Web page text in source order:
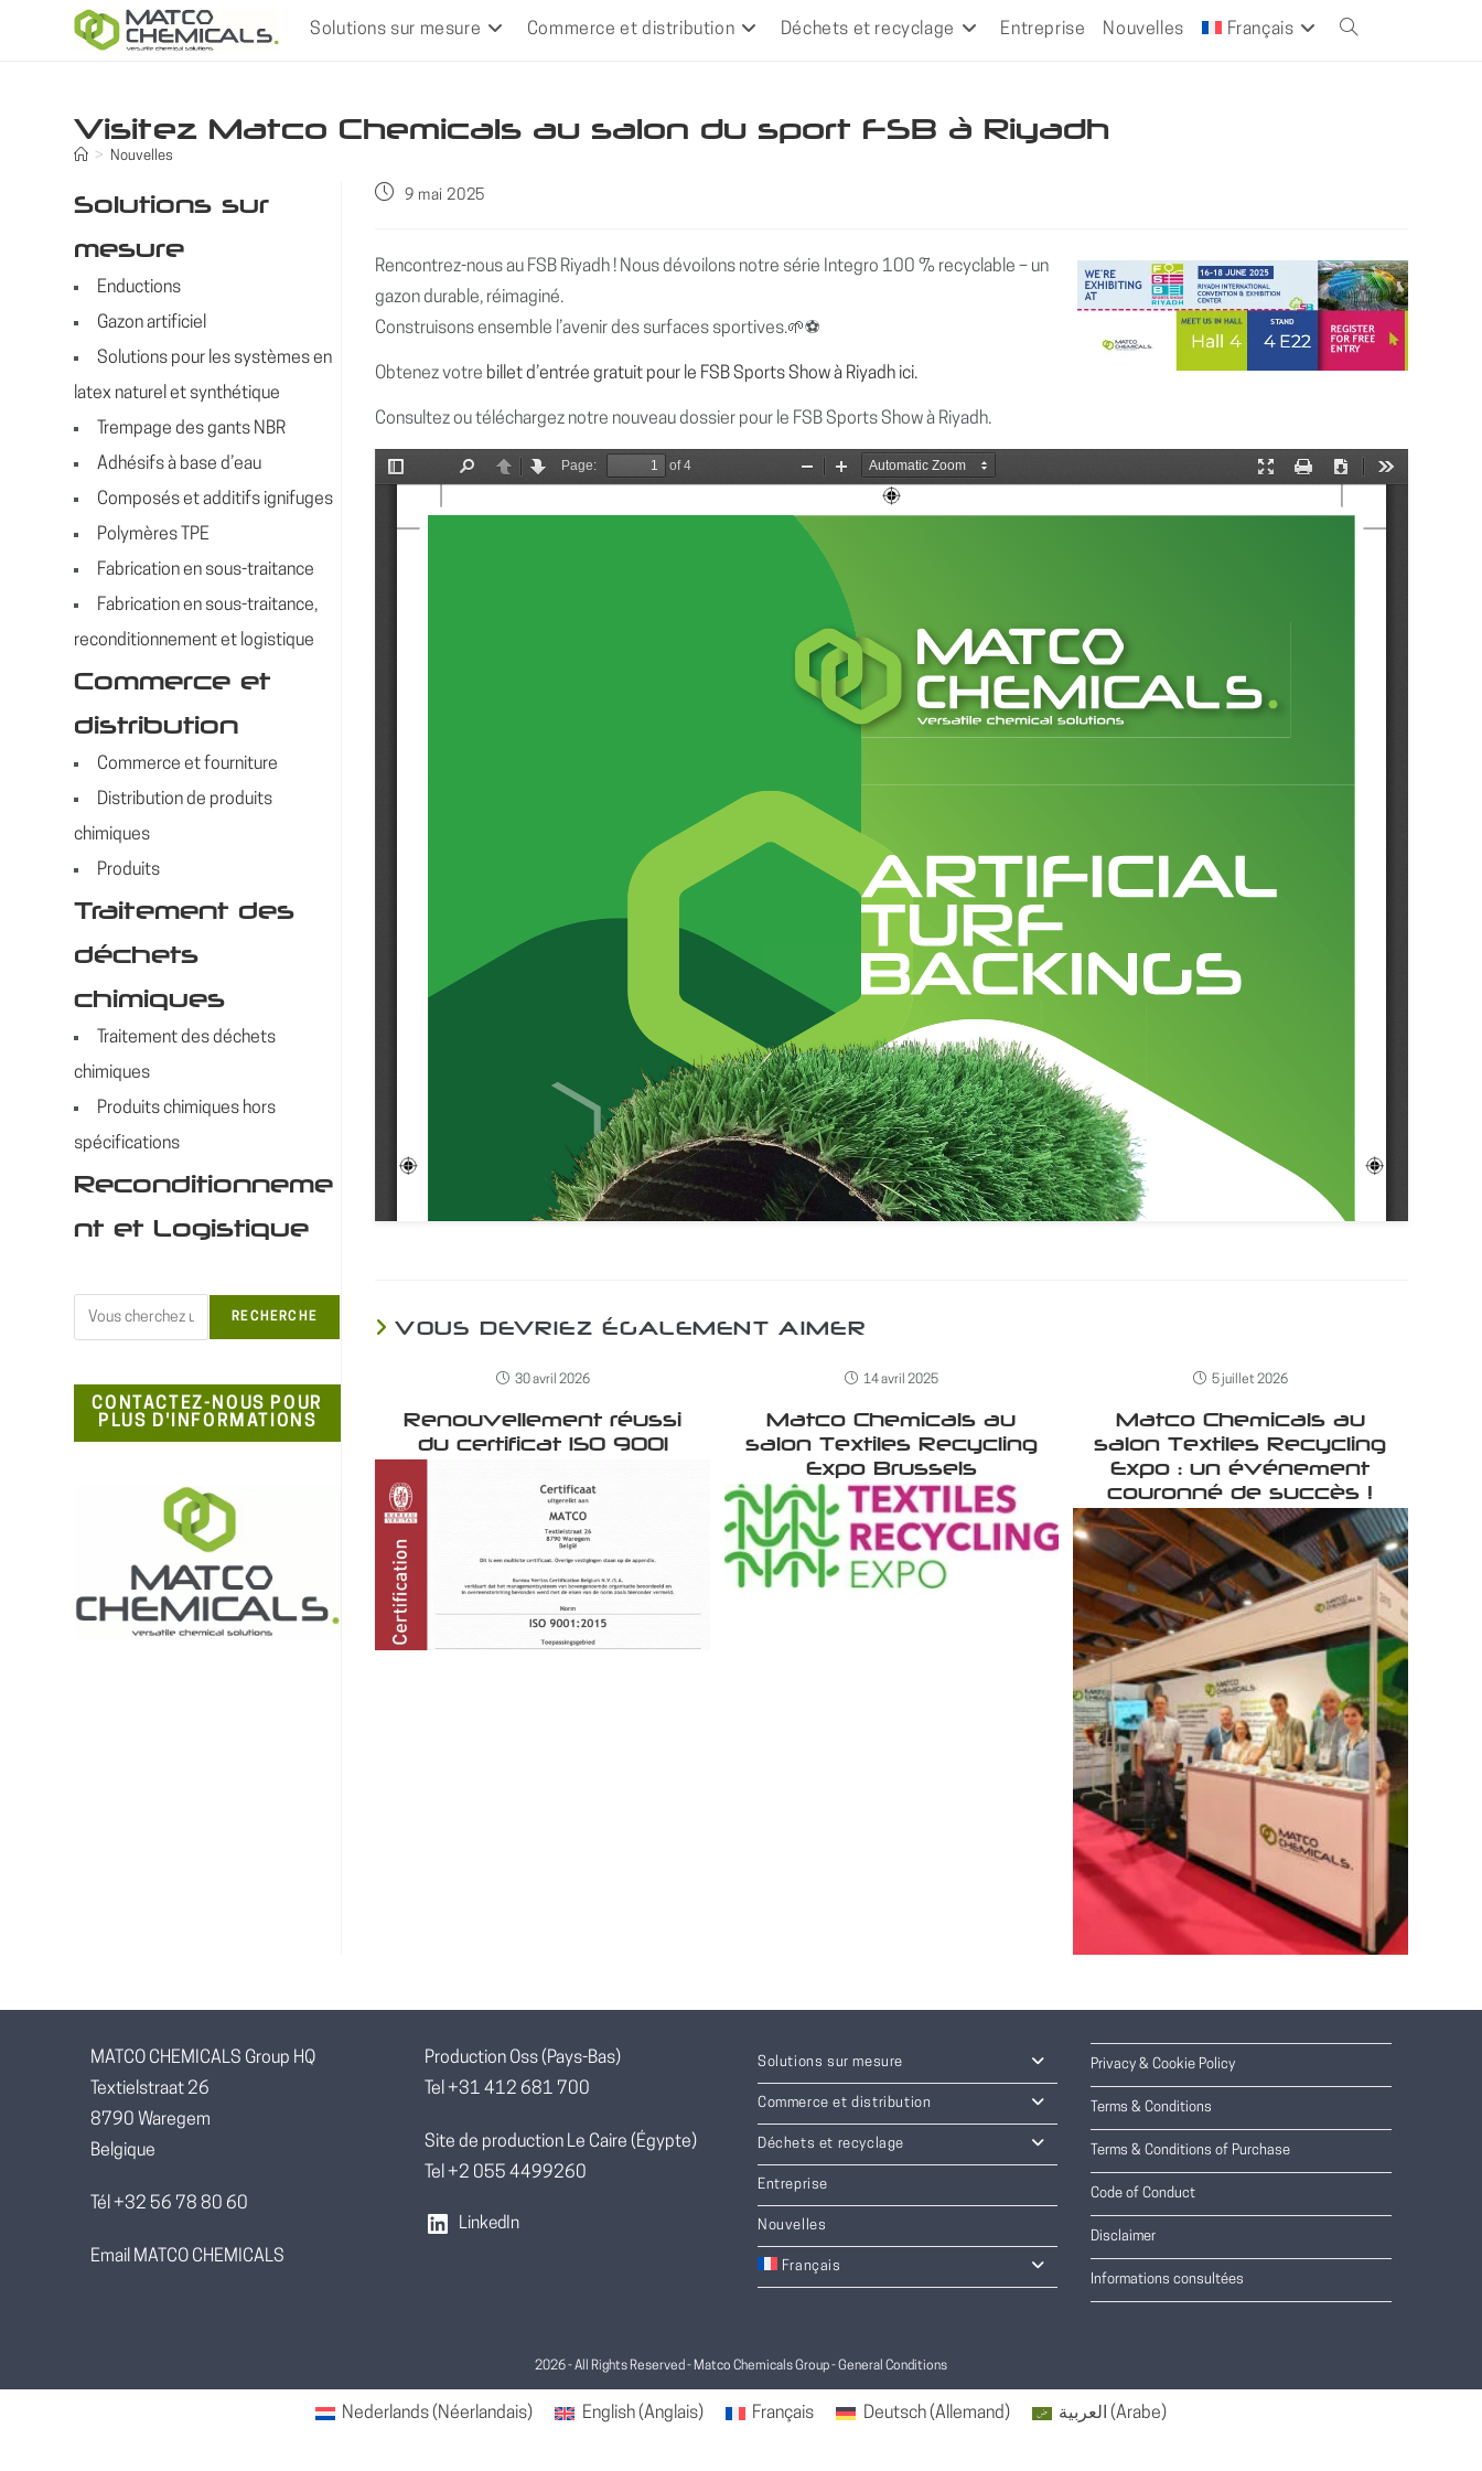
Solutions sur mesure Commerce et distribution Déchets et recyclage Entreprise Nouvelles Français Toggle
Visitez Matco Chemicals au salon du sport FSB à Riyadh
> Nouvelles
Publication
9 mai 2025
Rencontrez-nous au FSB Riyadh ! Nous dévoilons notre série Integro 100 % recyclable – un
gazon durable, réimaginé.
Construisons ensemble l’avenir des surfaces sportives.🌱⚽️
Obtenez votre billet d’entrée gratuit pour le FSB Sports Show à Riyadh ici.
Consultez ou téléchargez notre nouveau dossier pour le FSB Sports Show à Riyadh.
VOUS DEVRIEZ ÉGALEMENT AIMER
30 avril 2026
Renouvellement réussi
du certificat ISO 9001
14 avril 2025
Matco Chemicals au
salon Textiles Recycling
Expo Brussels
5 juillet 2026
Matco Chemicals au
salon Textiles Recycling
Expo : un événement
couronné de succès !
Solutions sur
mesure
Enductions
Gazon artificiel
Solutions pour les systèmes en
latex naturel et synthétique
Trempage des gants NBR
Adhésifs à base d’eau
Composés et additifs ignifuges
Polymères TPE
Fabrication en sous-traitance
Fabrication en sous-traitance,
reconditionnement et logistique
Commerce et
distribution
Commerce et fourniture
Distribution de produits
chimiques
Produits
Traitement des
déchets
chimiques
Traitement des déchets
chimiques
Produits chimiques hors
spécifications
Reconditionneme
nt et Logistique
Rechercher
RECHERCHE
CONTACTEZ-NOUS POUR
PLUS D'INFORMATIONS
MATCO CHEMICALS Group HQ
Textielstraat 26
8790 Waregem
Belgique
Tél +32 56 78 80 60
Email MATCO CHEMICALS
Production Oss (Pays-Bas)
Tel +31 412 681 700
Site de production Le Caire (Égypte)
Tel +2 055 4499260
LinkedIn
Solutions sur mesure
Commerce et distribution
Déchets et recyclage
Entreprise
Nouvelles
Français
Privacy & Cookie Policy
Terms & Conditions
Terms & Conditions of Purchase
Code of Conduct
Disclaimer
Informations consultées
2026 - All Rights Reserved - Matco Chemicals Group -General Conditions
Nederlands(Néerlandais) English(Anglais) Français Deutsch(Allemand) العربية (Arabe)